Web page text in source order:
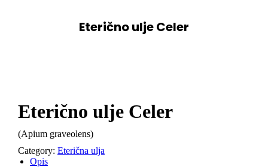
Eterično ulje Celer
Eterično ulje Celer
(Apium graveolens)
Category: Eterična ulja
Opis